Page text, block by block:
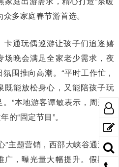
多家庭春节游首选。
卡通玩偶巡游让孩子们追逐嬉
场晚会满足全家老少需求，夜
围推向高潮。“平时工作忙，
既能放松身心，又能陪孩子玩
”本地游客谭敏表示，周边短
“固定节目”。
”主题营销，西部大峡谷通过抖
，曝光量大幅提升。假期游